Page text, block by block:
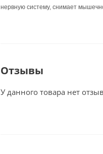
нервную систему, снимает
Отзывы
У данного товара нет